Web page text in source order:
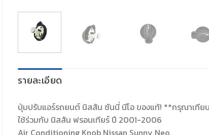
รายละเอียด
ปุ่มปรับแอร์รถยนต์ นิสสัน ซันนี่ นีโอ ของแท้! **กรุณาเที
ใช้ร่วมกับ นิสสัน ฟรอนเทียร์ ปี 2001-2006
Air Conditioning Knob Nissan Sunny Neo